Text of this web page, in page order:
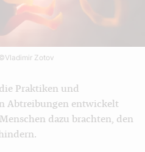
Zotov
Praktiken und
Abtreibungen entwickelt
dazu brachten, den